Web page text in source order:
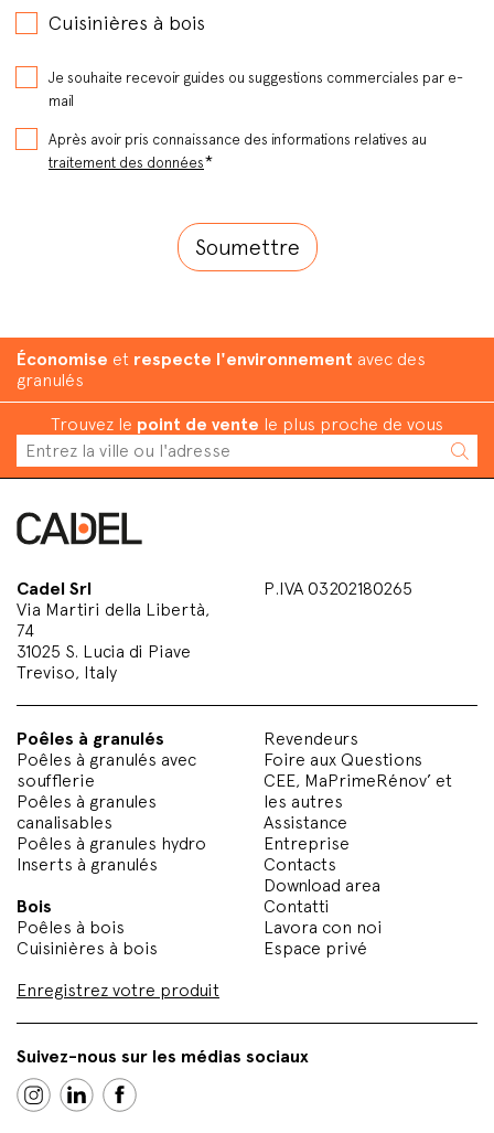
Cuisinières à bois
Je souhaite recevoir guides ou suggestions commerciales par e-
mail
Après avoir pris connaissance des informations relatives au
traitement des données*
Économise et respecte l'environnement avec des
granulés
Trouvez le point de vente le plus proche de vous
Cadel Srl
Via Martiri della Libertà,
74
31025 S. Lucia di Piave
Treviso, Italy
P.IVA 03202180265
Poêles à granulés
Poêles à granulés avec
soufflerie
Poêles à granules
canalisables
Poêles à granules hydro
Inserts à granulés
Bois
Poêles à bois
Cuisinières à bois
Enregistrez votre produit
Revendeurs
Foire aux Questions
CEE, MaPrimeRénov’ et
les autres
Assistance
Entreprise
Contacts
Download area
Contatti
Lavora con noi
Espace privé
Suivez-nous sur les médias sociaux